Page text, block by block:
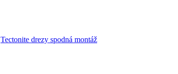
Tectonite drezy spodná montáž